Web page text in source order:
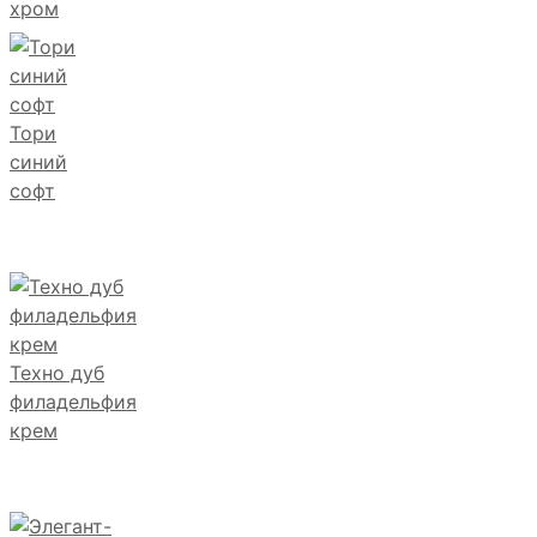
хром
Тори
синий
софт
Техно дуб
филадельфия
крем